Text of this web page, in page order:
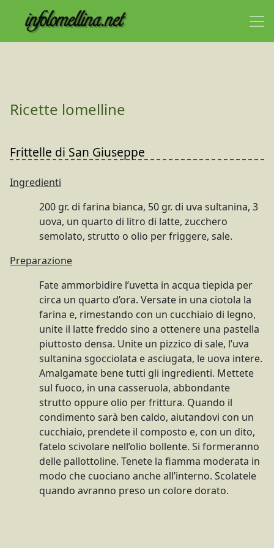
Ricette lomelline
Frittelle di San Giuseppe
Ingredienti
200 gr. di farina bianca, 50 gr. di uva sultanina, 3
uova, un quarto di litro di latte, zucchero
semolato, strutto o olio per friggere, sale.
Preparazione
Fate ammorbidire l’uvetta in acqua tiepida per
circa un quarto d’ora. Versate in una ciotola la
farina e, rimestando con un cucchiaio di legno,
unite il latte freddo sino a ottenere una pastella
piuttosto densa. Unite un pizzico di sale, l’uva
sultanina sgocciolata e asciugata, le uova intere.
Amalgamate bene tutti gli ingredienti. Mettete
sul fuoco, in una casseruola, abbondante
strutto oppure olio per frittura. Quando il
condimento sarà ben caldo, aiutandovi con un
cucchiaio, prendete il composto e, con un dito,
fatelo scivolare nell’olio bollente. Si formeranno
delle pallottoline. Tenete la fiamma moderata in
modo che cuociano anche all’interno. Scolatele
quando avranno preso un colore dorato.